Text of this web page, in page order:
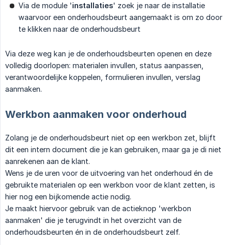
Via de module 'installaties' zoek je naar de installatie
waarvoor een onderhoudsbeurt aangemaakt is om zo door
te klikken naar de onderhoudsbeurt
Via deze weg kan je de onderhoudsbeurten openen en deze
volledig doorlopen: materialen invullen, status aanpassen,
verantwoordelijke koppelen, formulieren invullen, verslag
aanmaken.
Werkbon aanmaken voor onderhoud
Zolang je de onderhoudsbeurt niet op een werkbon zet, blijft
dit een intern document die je kan gebruiken, maar ga je di niet
aanrekenen aan de klant.
Wens je de uren voor de uitvoering van het onderhoud én de
gebruikte materialen op een werkbon voor de klant zetten, is
hier nog een bijkomende actie nodig.
Je maakt hiervoor gebruik van de actieknop 'werkbon
aanmaken' die je terugvindt in het overzicht van de
onderhoudsbeurten én in de onderhoudsbeurt zelf.